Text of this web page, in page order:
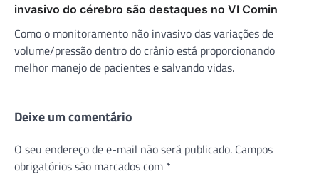
invasivo do cérebro são destaques no VI Comin
Como o monitoramento não invasivo das variações de
volume/pressão dentro do crânio está proporcionando
melhor manejo de pacientes e salvando vidas.
Deixe um comentário
O seu endereço de e-mail não será publicado. Campos
obrigatórios são marcados com *